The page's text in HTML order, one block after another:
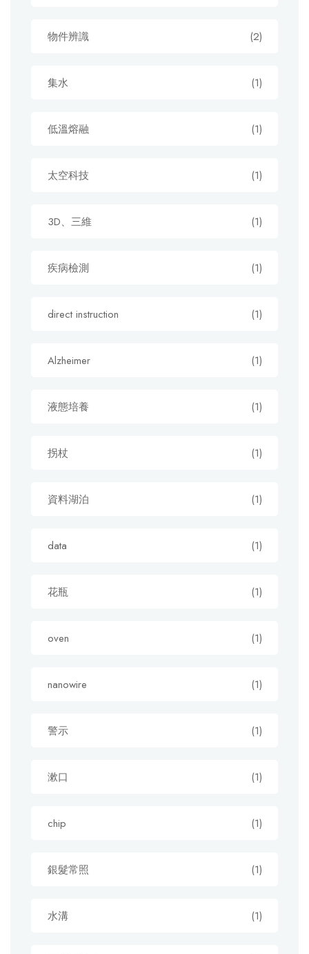
物件辨識 (2)
集水 (1)
低溫熔融 (1)
太空科技 (1)
3D、三維 (1)
疾病檢測 (1)
direct instruction (1)
Alzheimer (1)
液態培養 (1)
拐杖 (1)
資料湖泊 (1)
data (1)
花瓶 (1)
oven (1)
nanowire (1)
警示 (1)
漱口 (1)
chip (1)
銀髮常照 (1)
水溝 (1)